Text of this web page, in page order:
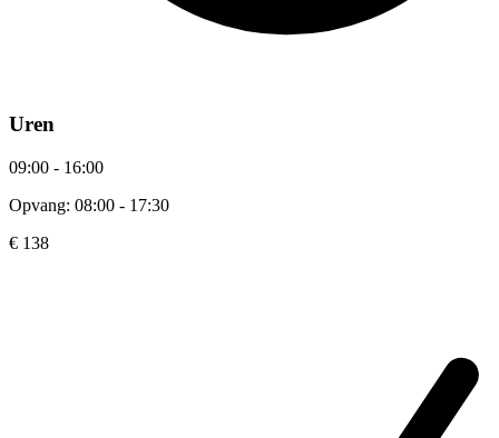
Uren
09:00 - 16:00
Opvang: 08:00 - 17:30
€ 138